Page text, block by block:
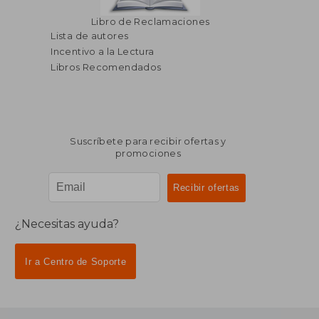
Libro de Reclamaciones
Lista de autores
Incentivo a la Lectura
Libros Recomendados
Suscríbete para recibir ofertas y
promociones
¿Necesitas ayuda?
Ir a Centro de Soporte